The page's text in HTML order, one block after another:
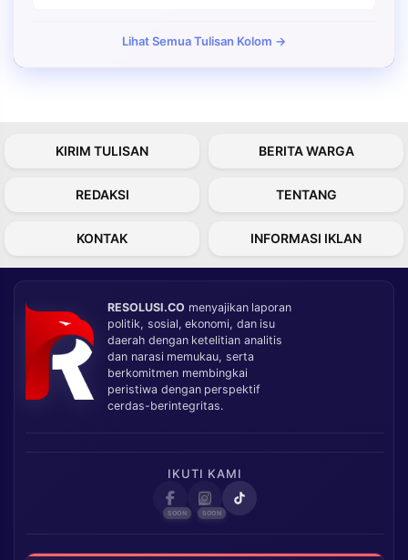
Lihat Semua Tulisan Kolom →
KIRIM TULISAN BERITA WARGA
REDAKSI TENTANG
KONTAK INFORMASI IKLAN
RESOLUSI.CO menyajikan laporan
politik, sosial, ekonomi, dan isu
daerah dengan ketelitian analitis
dan narasi memukau, serta
berkomitmen membingkai
peristiwa dengan perspektif
cerdas-berintegritas.
IKUTI KAMI